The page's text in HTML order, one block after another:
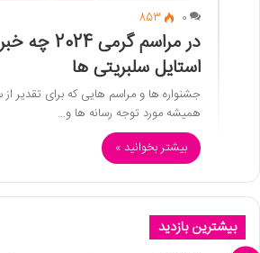
0
853
در مراسم
استایل سلبریتی ها
جشنواره ها و مراسم هایی که برای تقدیر از
همیشه مورد توجه رسانه ها و…
بیشتر بخوانید »
بیشترین بازدید